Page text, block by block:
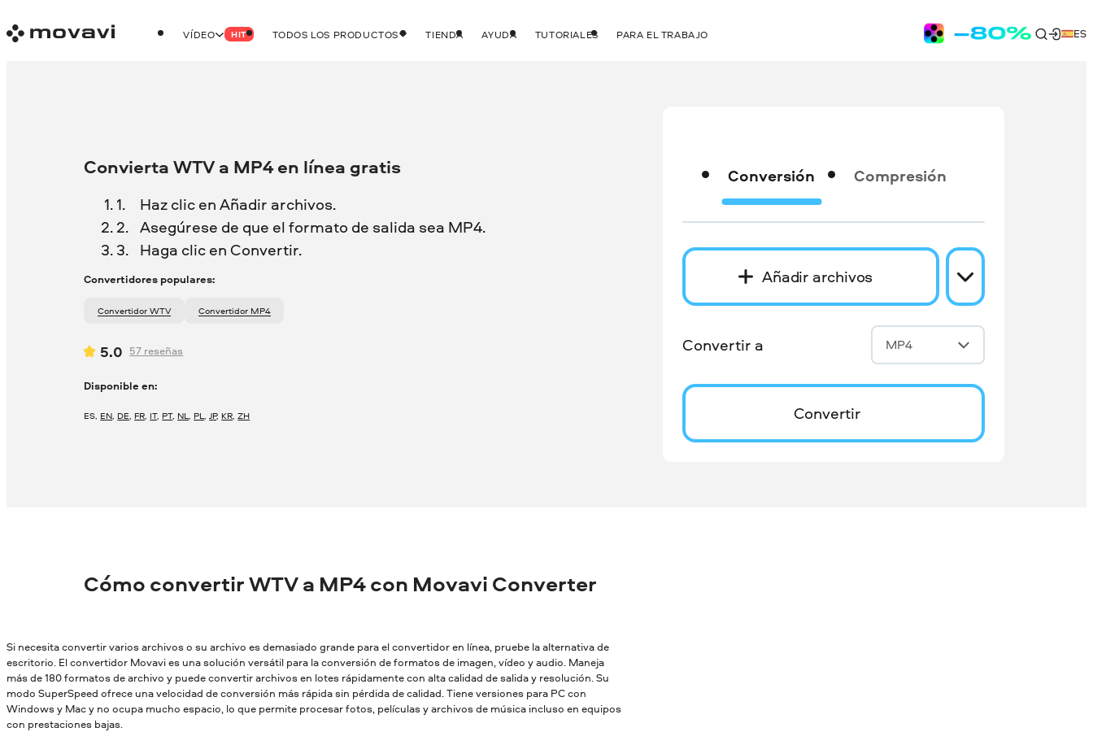
VÍDEO HIT TODOS LOS PRODUCTOS TIENDA AYUDA TUTORIALES PARA EL TRABAJO ES
Convierta WTV a MP4 en línea gratis
Haz clic en Añadir archivos.
Asegúrese de que el formato de salida sea MP4.
Haga clic en Convertir.
Convertidores populares:
Convertidor WTV Convertidor MP4
5.0 57 reseñas
Disponible en:
ES, EN, DE, FR, IT, PT, NL, PL,JP, KR,ZH
Conversión Compresión
Añadir archivos
Convertir a MP4
Convertir
Cómo convertir WTV a MP4 con Movavi Converter
Si necesita convertir varios archivos o su archivo es demasiado grande para el convertidor en línea, pruebe la alternativa de
escritorio. El convertidor Movavi es una solución versátil para la conversión de formatos de imagen, vídeo y audio. Maneja
más de 180 formatos de archivo y puede convertir archivos en lotes rápidamente con alta calidad de salida y resolución. Su
modo SuperSpeed ofrece una velocidad de conversión más rápida sin pérdida de calidad. Tiene versiones para PC con
Windows y Mac y no ocupa mucho espacio, lo que permite procesar fotos, películas y archivos de música incluso en equipos
con prestaciones bajas.